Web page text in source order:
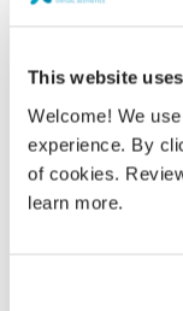
This website
Welcome! We
experience. By
of cookies.
learn more.
patiënten